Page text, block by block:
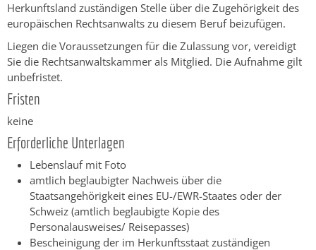
Herkunftsland zuständigen Stelle über die Zugehörigkeit des
europäischen Rechtsanwalts zu diesem Beruf beizufügen.
Liegen die Voraussetzungen für die Zulassung vor, vereidigt
Sie die Rechtsanwaltskammer als Mitglied. Die Aufnahme gilt
unbefristet.
Fristen
keine
Erforderliche Unterlagen
Lebenslauf mit Foto
amtlich beglaubigter Nachweis über die
Staatsangehörigkeit eines EU-/EWR-Staates oder der
Schweiz (amtlich beglaubigte Kopie des
Personalausweises/ Reisepasses)
Bescheinigung der im Herkunftsstaat zuständigen